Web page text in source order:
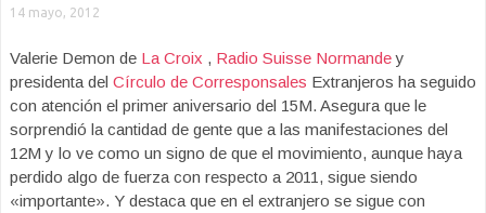
14 mayo, 2012
Valerie Demon de La Croix , Radio Suisse Normandey
presidenta del Círculo de Corresponsales Extranjeros ha seguido
con atención el primer aniversario del 15M. Asegura que le
sorprendió la cantidad de gente que a las manifestaciones del
12M y lo ve como un signo de que el movimiento, aunque haya
perdido algo de fuerza con respecto a 2011, sigue siendo
«importante». Y destaca que en el extranjero se sigue con